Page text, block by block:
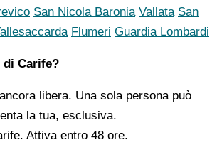
San Nicola Baronia Vallata San
Flumeri Guardia Lombardi
di Carife?
libera. Una sola persona può
la tua, esclusiva.
Attiva entro 48 ore.